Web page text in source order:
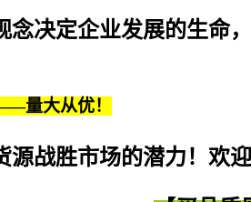
念决定企业发展的生命
量大从优！
战胜市场的潜力！欢迎